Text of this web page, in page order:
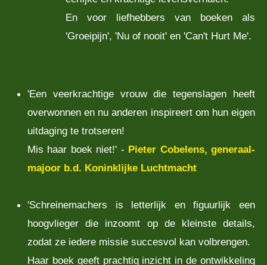
En voor liefhebbers van boeken als
'Groeipijn', 'Nu of nooit' en 'Can't Hurt Me'.
'Een veerkrachtige vrouw die tegenslagen heeft
overwonnen en nu anderen inspireert om hun eigen
uitdaging te trotseren!
Mis haar boek niet!' - Pieter Cobelens, generaal-
majoor b.d. Koninklijke Luchtmacht
'Schreinemachers is letterlijk en figuurlijk een
hoogvlieger die inzoomt op de kleinste details,
zodat ze iedere missie succesvol kan volbrengen.
Haar boek geeft prachtig inzicht in de ontwikkeling